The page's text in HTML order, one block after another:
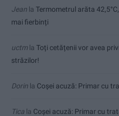
Jean la Termometrul arăta
mai fierbinți
uctmla Toți cetățenii vor avea
străzilor!
Dorin la Coșei acuză: Primar cu
Tica la Coșei acuză: Primar cu